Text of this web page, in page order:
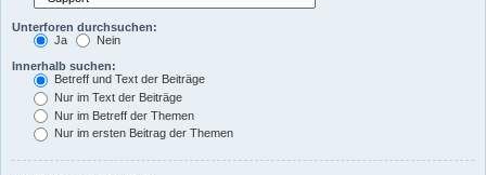
Unterforen durchsuchen:
Ja
Nein
Innerhalb suchen:
Betreff und Text der Beiträge
Nur im Text der Beiträge
Nur im Betreff der Themen
Nur im ersten Beitrag der Themen